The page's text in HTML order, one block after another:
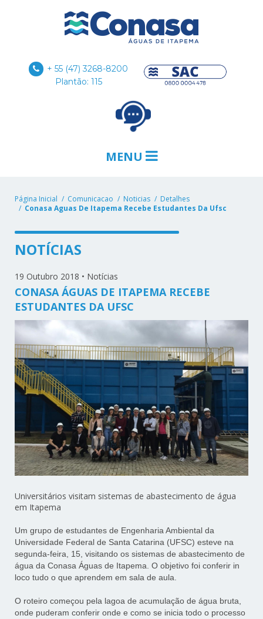
+ 55 (47) 3268-8200
Plantão: 115
MENU
Página Inicial Comunicacao Noticias
Detalhes
Conasa Aguas De Itapema Recebe Estudantes Da Ufsc
NOTÍCIAS
19 Outubro 2018 • Notícias
CONASA ÁGUAS DE ITAPEMA RECEBE
ESTUDANTES DA UFSC
Universitários visitam sistemas de abastecimento de água
em Itapema
Um grupo de estudantes de Engenharia Ambiental da
Universidade Federal de Santa Catarina (UFSC) esteve na
segunda-feira, 15, visitando os sistemas de abastecimento de
água da Conasa Águas de Itapema. O objetivo foi conferir in
loco tudo o que aprendem em sala de aula.
O roteiro começou pela lagoa de acumulação de água bruta,
onde puderam conferir onde e como se inicia todo o processo